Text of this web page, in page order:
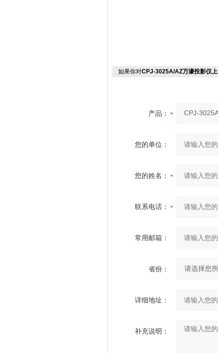
如果你对CPJ-3025A/AZ万濠投影仪
产品：
您的单位：
您的姓名：
联系电话：
常用邮箱：
省份：
详细地址：
补充说明：